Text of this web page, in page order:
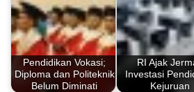
Pendidikan Vokasi;
Diploma dan Politeknik
Belum Diminati
RI Ajak
Investasi
Kejuruan